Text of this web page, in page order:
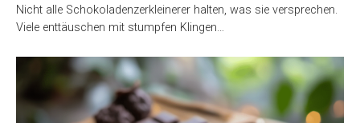
Nicht alle Schokoladenzerkleinerer halten, was sie versprechen.
Viele enttäuschen mit stumpfen Klingen…